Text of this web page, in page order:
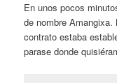
En unos pocos
de nombre
contrato estaba
parase donde